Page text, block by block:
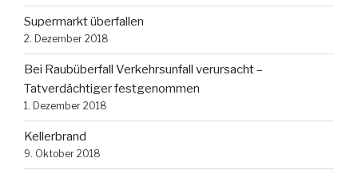
Supermarkt überfallen
2. Dezember 2018
Bei Raubüberfall Verkehrsunfall verursacht –
Tatverdächtiger festgenommen
1. Dezember 2018
Kellerbrand
9. Oktober 2018